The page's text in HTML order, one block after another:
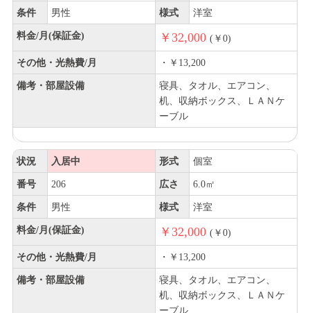
条件 男性 様式 洋室
料金/月(保証金) ￥32,000 (￥0)
その他・光熱費/月 ・￥13,200
備考・部屋設備
寝具、タオル、エアコン、
机、収納ボックス、ＬＡＮケ
ーブル
状況 入居中 形式 個室
番号 206 広さ 6.0㎡
条件 男性 様式 洋室
料金/月(保証金) ￥32,000 (￥0)
その他・光熱費/月 ・￥13,200
備考・部屋設備
寝具、タオル、エアコン、
机、収納ボックス、ＬＡＮケ
ーブル